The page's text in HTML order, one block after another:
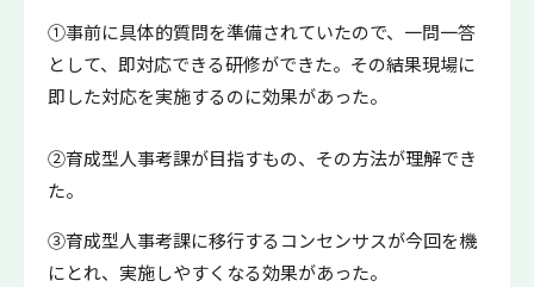
①事前に具体的質問を準備されていたので、一問一答
として、即対応できる研修ができた。その結果現場に
即した対応を実施するのに効果があった。
②育成型人事考課が目指すもの、その方法が理解でき
た。
③育成型人事考課に移行するコンセンサスが今回を機
にとれ、実施しやすくなる効果があった。